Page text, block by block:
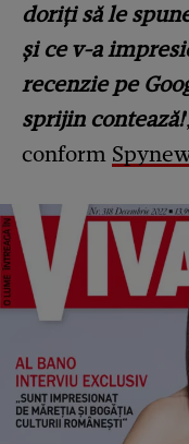
doriți să le
și ce v-a
recenzie pe
sprijin contează!
conform